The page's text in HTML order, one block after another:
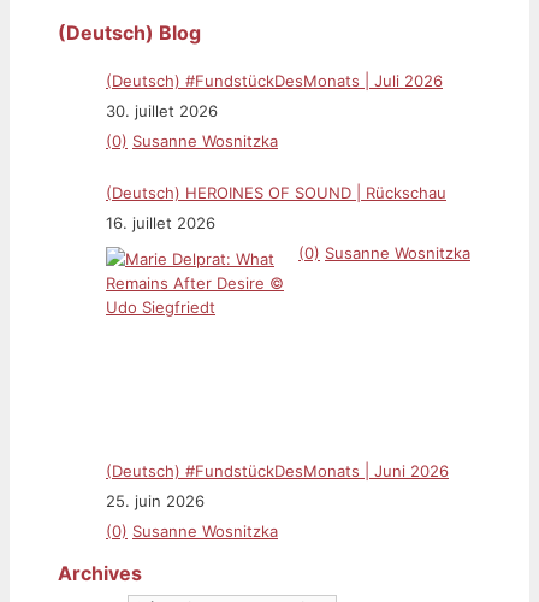
(Deutsch) Blog
(Deutsch) #FundstückDesMonats | Juli 2026
30. juillet 2026
(0) Susanne Wosnitzka
(Deutsch) HEROINES OF SOUND | Rückschau
16. juillet 2026
(0) Susanne Wosnitzka
(Deutsch) #FundstückDesMonats | Juni 2026
25. juin 2026
(0) Susanne Wosnitzka
Archives